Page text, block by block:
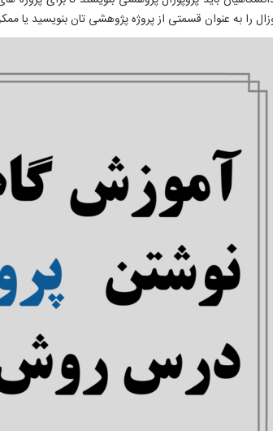
را به عنوان قسمتی از پروژه پژوهشی تان بنویسید یا